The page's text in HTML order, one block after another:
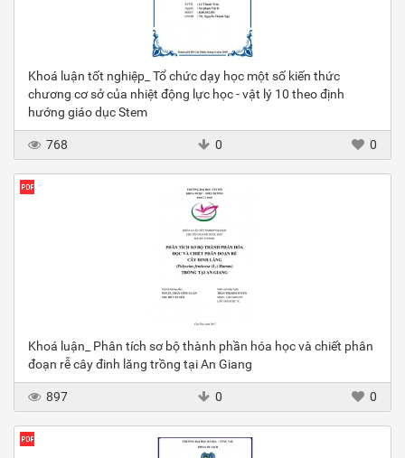
Khoá luận tốt nghiệp_ Tổ chức dạy học một số kiến thức
chương cơ sở của nhiệt động lực học - vật lý 10 theo định
hướng giáo dục Stem
768 0 0
Khoá luận_ Phân tích sơ bộ thành phần hóa học và chiết phân
đoạn rễ cây đinh lăng trồng tại An Giang
897 0 0